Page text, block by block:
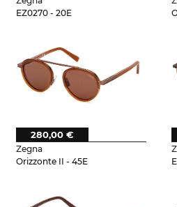
EZ0270 - 20E
Zegna
Orizzonte II - 45E
280,00 €